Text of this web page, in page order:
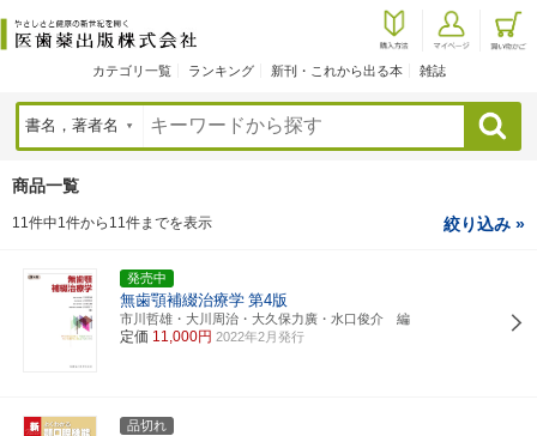
カテゴリ一覧 ランキング 新刊・これから出る本 雑誌
検索
商品一覧
11件中1件から11件までを表示 絞り込み »
発売中
無歯顎補綴治療学 第4版
市川哲雄・大川周治・大久保力廣・水口俊介 編
定価 11,000円 2022年2月発行
品切れ